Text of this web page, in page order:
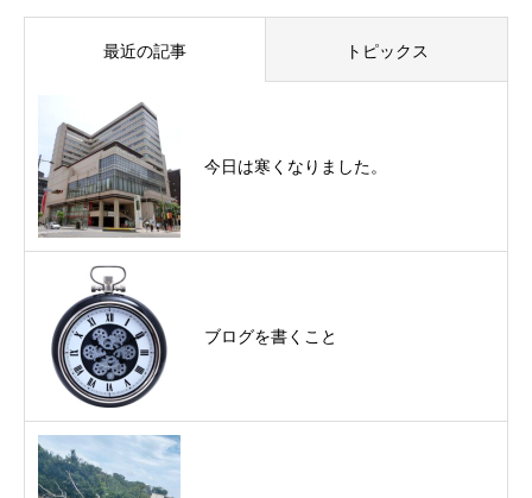
最近の記事 トピックス
今日は寒くなりました。
ブログを書くこと